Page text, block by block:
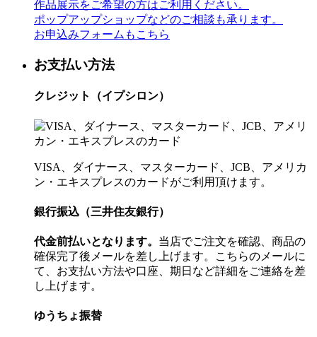
作品展示をご希望の方はご利用ください。
ポップアップショップなどのご相談も承ります。
お申込みフォームもこちら
お支払い方法
クレジット（イプシロン）
VISA、ダイナース、マスターカード、JCB、アメリカ
ン・エキスプレスのカードがご利用頂けます。
銀行振込（三井住友銀行）
代金前払いとなります。 当店でご注文を確認、商品の
確保完了後メールを差し上げます。こちらのメールに
て、お支払い方法や口座、期日など詳細をご連絡を差
し上げます。
ゆうちょ振替